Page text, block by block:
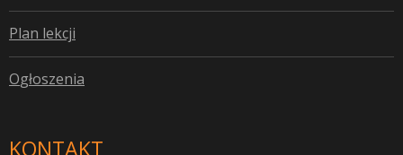
Plan lekcji
Ogłoszenia
KONTAKT